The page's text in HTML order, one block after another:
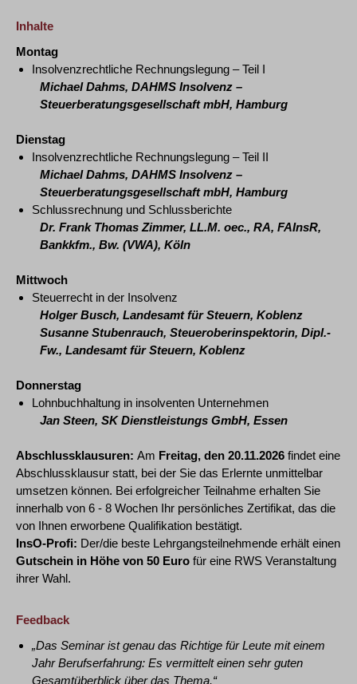
Inhalte
Montag
Insolvenzrechtliche Rechnungslegung – Teil I
Michael Dahms, DAHMS Insolvenz –
Steuerberatungsgesellschaft mbH, Hamburg
Dienstag
Insolvenzrechtliche Rechnungslegung – Teil II
Michael Dahms, DAHMS Insolvenz –
Steuerberatungsgesellschaft mbH, Hamburg
Schlussrechnung und Schlussberichte
Dr. Frank Thomas Zimmer, LL.M. oec., RA, FAInsR,
Bankkfm., Bw. (VWA), Köln
Mittwoch
Steuerrecht in der Insolvenz
Holger Busch, Landesamt für Steuern, Koblenz
Susanne Stubenrauch, Steueroberinspektorin, Dipl.-
Fw., Landesamt für Steuern, Koblenz
Donnerstag
Lohnbuchhaltung in insolventen Unternehmen
Jan Steen, SK Dienstleistungs GmbH, Essen
Abschlussklausuren: Am Freitag, den 20.11.2026 findet eine
Abschlussklausur statt, bei der Sie das Erlernte unmittelbar
umsetzen können. Bei erfolgreicher Teilnahme erhalten Sie
innerhalb von 6 - 8 Wochen Ihr persönliches Zertifikat, das die
von Ihnen erworbene Qualifikation bestätigt.
InsO-Profi: Der/die beste Lehrgangsteilnehmende erhält einen
Gutschein in Höhe von 50 Euro für eine RWS Veranstaltung
ihrer Wahl.
Feedback
„Das Seminar ist genau das Richtige für Leute mit einem
Jahr Berufserfahrung: Es vermittelt einen sehr guten
Gesamtüberblick über das Thema.“